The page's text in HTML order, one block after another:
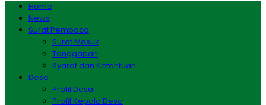
Home
News
Surat Pembaca
Surat Masuk
Tanggapan
Syarat dan Ketentuan
Desa
Profil Desa
Profil Kepala Desa